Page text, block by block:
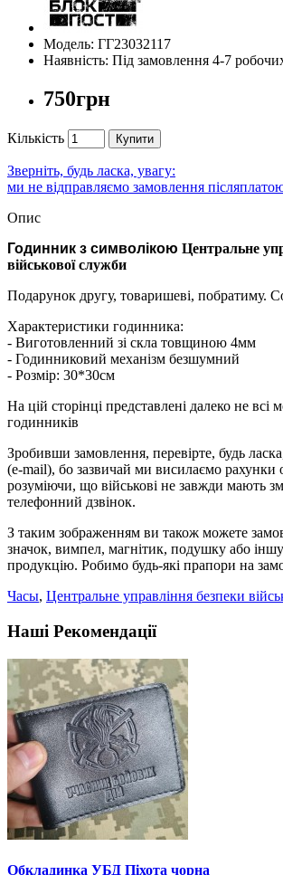
Модель: ГГ23032117
Наявність: Під замовлення 4-7
750грн
Кількість Купити
Зверніть, будь ласка, увагу:
ми не відправляємо замовлення
Опис
Годинник з символікою Центральне
військової служби
Подарунок другу, товаришеві, побратиму.
Характеристики годинника:
- Виготовленний зі скла товщиною 4мм
- Годинниковий механізм безшумний
- Розмір: 30*30см
На цій сторінці представлені далеко не всі
годинників
Зробивши замовлення, перевірте, будь
(e-mail), бо зазвичай ми висилаємо рахунки
розуміючи, що військові не завжди мають
телефонний дзвінок.
З таким зображенням ви також можете
значок, вимпел, магнітик, подушку або
продукцію. Робимо будь-які прапори на
Часы, Центральне управління безпеки
Наші Рекомендації
Обкладинка УБД Піхота чорна